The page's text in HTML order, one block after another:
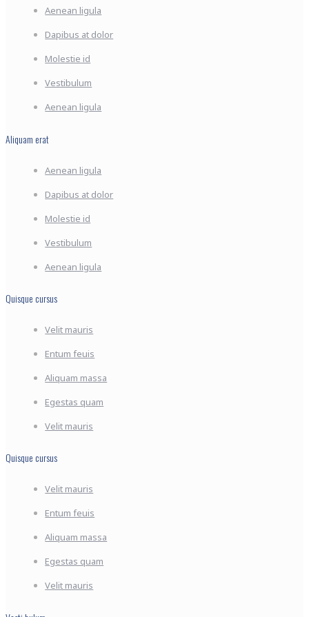
Aenean ligula
Dapibus at dolor
Molestie id
Vestibulum
Aenean ligula
Aliquam erat
Aenean ligula
Dapibus at dolor
Molestie id
Vestibulum
Aenean ligula
Quisque cursus
Velit mauris
Entum feuis
Aliquam massa
Egestas quam
Velit mauris
Quisque cursus
Velit mauris
Entum feuis
Aliquam massa
Egestas quam
Velit mauris